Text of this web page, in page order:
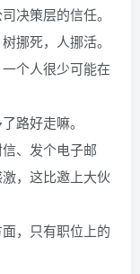
决策层的信任。
挪死，人挪活。
个人很少可能在
路好走嘛。
、发个电子邮
，这比邀上大伙
，只有职位上的